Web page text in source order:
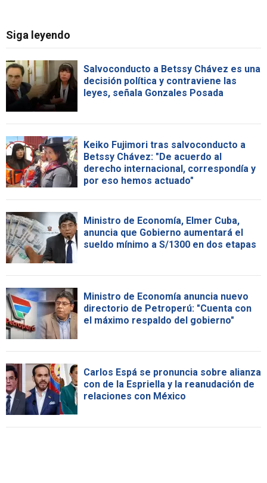
Siga leyendo
Salvoconducto a Betssy Chávez es una
decisión política y contraviene las
leyes, señala Gonzales Posada
Keiko Fujimori tras salvoconducto a
Betssy Chávez: "De acuerdo al
derecho internacional, correspondía y
por eso hemos actuado"
Ministro de Economía, Elmer Cuba,
anuncia que Gobierno aumentará el
sueldo mínimo a S/1300 en dos etapas
Ministro de Economía anuncia nuevo
directorio de Petroperú: "Cuenta con
el máximo respaldo del gobierno"
Carlos Espá se pronuncia sobre alianza
con de la Espriella y la reanudación de
relaciones con México